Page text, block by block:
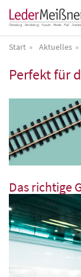
Start Aktuelles
Perfekt für
Das richtige